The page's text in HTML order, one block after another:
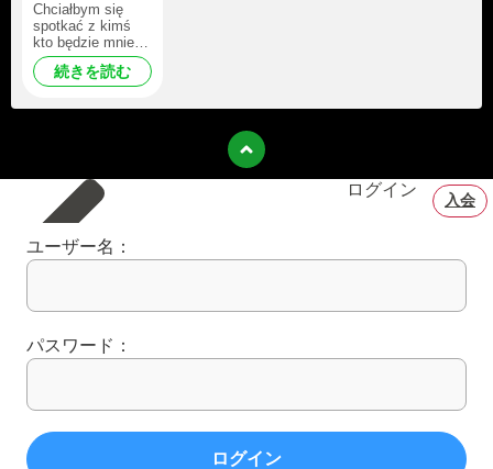
Chciałbym się
spotkać z kimś
kto będzie mnie
wspierał w tym
wszystkim i
będzie mi bardzo
miło że cię
続きを読む
ログイン
入会
ユーザー名：
パスワード：
ログイン